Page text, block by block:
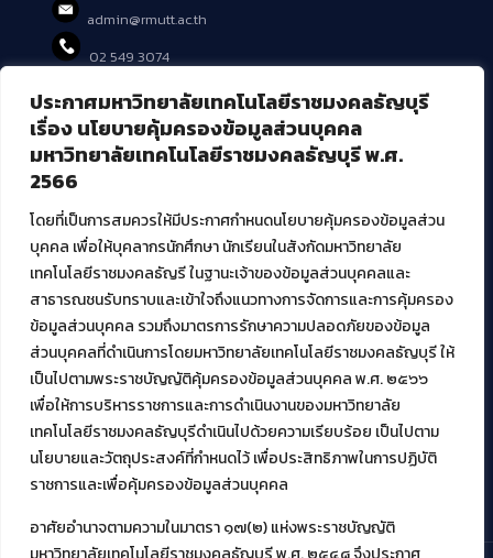
ประกาศมหาวิทยาลัยเทคโนโลยีราชมงคลธัญบุรี
เรื่อง นโยบายคุ้มครองข้อมูลส่วนบุคคล
มหาวิทยาลัยเทคโนโลยีราชมงคลธัญบุรี พ.ศ.
2566
โดยที่เป็นการสมควรให้มีประกาศกำหนดนโยบายคุ้มครองข้อมูลส่วน
บุคคล เพื่อให้บุคลากรนักศึกษา นักเรียนในสังกัดมหาวิทยาลัย
เทคโนโลยีราชมงคลธัญรี ในฐานะเจ้าของข้อมูลส่วนบุคคลและ
สาธารณชนรับทราบและเข้าใจถึงแนวทางการจัดการและการคุ้มครอง
ข้อมูลส่วนบุคคล รวมถึงมาตรการรักษาความปลอดภัยของข้อมูล
ส่วนบุคคลที่ดำเนินการโดยมหาวิทยาลัยเทคโนโลยีราชมงคลธัญบุรี ให้
เป็นไปตามพระราชบัญญัติคุ้มครองข้อมูลส่วนบุคคล พ.ศ. ๒๕๖๖
เพื่อให้การบริหารราชการและการดำเนินงานของมหาวิทยาลัย
เทคโนโลยีราชมงคลธัญบุรีดำเนินไปด้วยความเรียบร้อย เป็นไปตาม
นโยบายและวัตถุประสงค์ที่กำหนดไว้ เพื่อประสิทธิภาพในการปฏิบัติ
ราชการและเพื่อคุ้มครองข้อมูลส่วนบุคคล
อาศัยอำนาจตามความในมาตรา ๑๗(๒) แห่งพระราชบัญญัติ
admin@rmutt.ac.th
02 549 3074
บริการอื่นๆ ของ สวส.
ศูนย์สื่อดิจิทัล
ศูนย์นวัตกรรมและความรู้
สมัยใหม่ (MoSeC)
งานบริการวิชาการให้กับหน่วยงานภายนอก
โครงการส่งเสริมและพัฒนาผู้ประกอบการ SME โดย. มทร.ธัญบุรี
กิจกรรมการเชื่อมโยงเครือข่ายผู้ให้บริการเครื่องจักรกลทางการ
เกษตร ภายใต้โครงการส่งเสริมการรแปรรูปสินค้าเกษตรระดับชุมชน
กรมส่งเสริมอุตสาหกรรม
โครงการยกระดับเศรษฐกิจและสังคมรายตำบลแบบบูรณาการ (1
ตำบล 1 มหาวิทยาลัย)